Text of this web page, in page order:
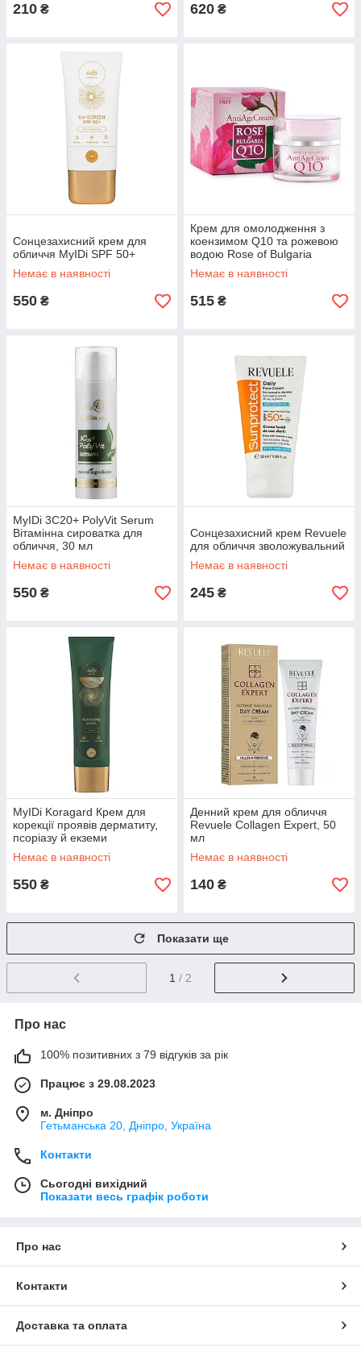
210 ₴ 620 ₴
Сонцезахисний крем для
обличчя MyIDi SPF 50+
Немає в наявності
550 ₴
Крем для омолодження з
коензимом Q10 та рожевою
водою Rose of Bulgaria
BioFresh 50 мл
Немає в наявності
515 ₴
MyIDi 3C20+ PolyVit Serum
Вітамінна сироватка для
обличчя, 30 мл
Немає в наявності
550 ₴
Сонцезахисний крем Revuele
для обличчя зволожувальний
Немає в наявності
245 ₴
MyIDi Koragard Крем для
корекції проявів дерматиту,
псоріазу й екземи
Немає в наявності
550 ₴
Денний крем для обличчя
Revuele Collagen Expert, 50
мл
Немає в наявності
140 ₴
Показати ще
1 / 2
Про нас
100% позитивних з 79 відгуків за рік
Працює з 29.08.2023
м. Дніпро
Гетьманська 20, Дніпро, Україна
Контакти
Сьогодні вихідний
Показати весь графік роботи
Про нас
Контакти
Доставка та оплата